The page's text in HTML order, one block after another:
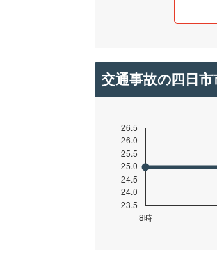
交通事故の四日